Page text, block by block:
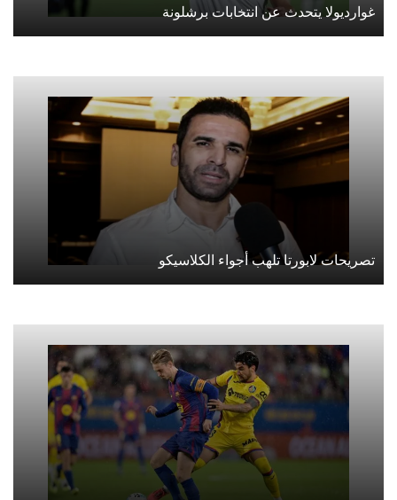
غوارديولا يتحدث عن انتخابات برشلونة
تصريحات لابورتا تلهب أجواء الكلاسيكو